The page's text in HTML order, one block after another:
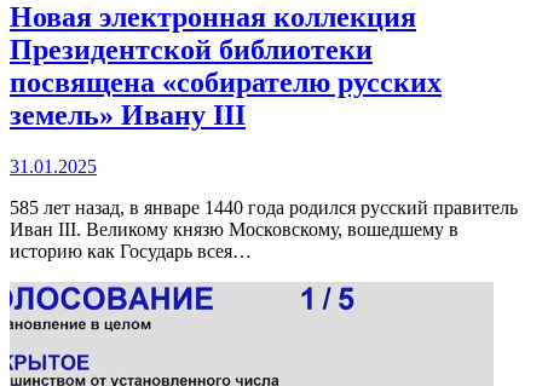
Новая электронная коллекция
Президентской библиотеки
посвящена «собирателю русских
земель» Ивану III
31.01.2025
585 лет назад, в январе 1440 года родился русский правитель
Иван III. Великому князю Московскому, вошедшему в
историю как Государь всея…